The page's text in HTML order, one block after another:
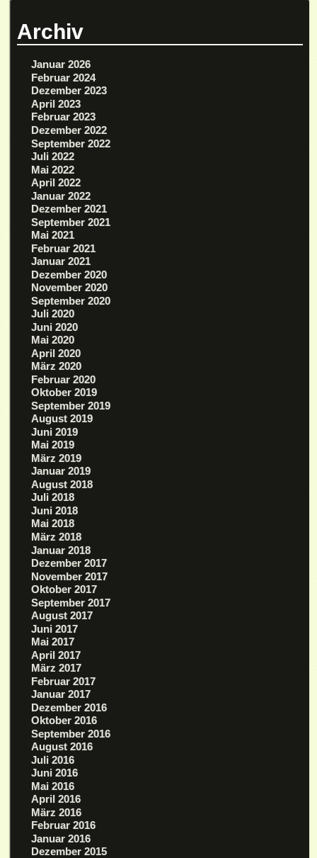
Archiv
Januar 2026
Februar 2024
Dezember 2023
April 2023
Februar 2023
Dezember 2022
September 2022
Juli 2022
Mai 2022
April 2022
Januar 2022
Dezember 2021
September 2021
Mai 2021
Februar 2021
Januar 2021
Dezember 2020
November 2020
September 2020
Juli 2020
Juni 2020
Mai 2020
April 2020
März 2020
Februar 2020
Oktober 2019
September 2019
August 2019
Juni 2019
Mai 2019
März 2019
Januar 2019
August 2018
Juli 2018
Juni 2018
Mai 2018
März 2018
Januar 2018
Dezember 2017
November 2017
Oktober 2017
September 2017
August 2017
Juni 2017
Mai 2017
April 2017
März 2017
Februar 2017
Januar 2017
Dezember 2016
Oktober 2016
September 2016
August 2016
Juli 2016
Juni 2016
Mai 2016
April 2016
März 2016
Februar 2016
Januar 2016
Dezember 2015